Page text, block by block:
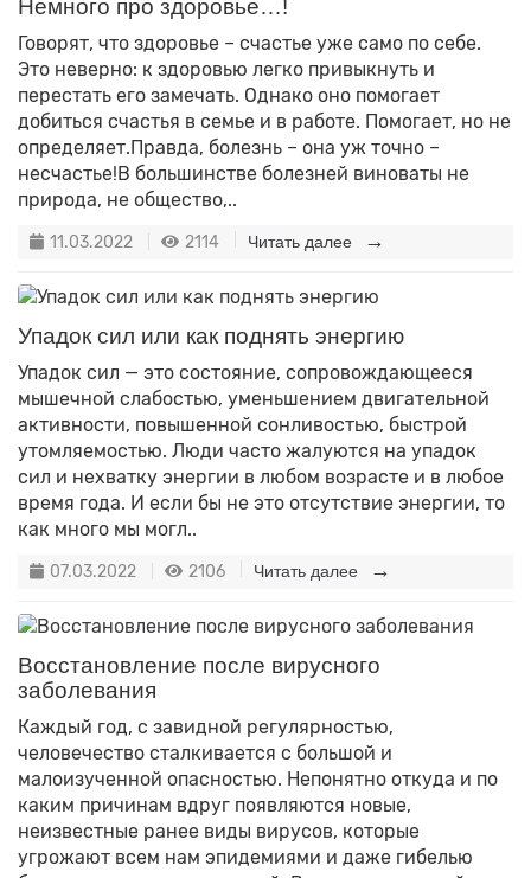
Немного про здоровье…!
Говорят, что здоровье – счастье уже само по себе.
Это неверно: к здоровью легко привыкнуть и
перестать его замечать. Однако оно помогает
добиться счастья в семье и в работе. Помогает, но не
определяет.Правда, болезнь – она уж точно –
несчастье!В большинстве болезней виноваты не
природа, не общество,..
11.03.2022 2114 Читать далее
Упадок сил или как поднять энергию
Упадок сил — это состояние, сопровождающееся
мышечной слабостью, уменьшением двигательной
активности, повышенной сонливостью, быстрой
утомляемостью. Люди часто жалуются на упадок
сил и нехватку энергии в любом возрасте и в любое
время года. И если бы не это отсутствие энергии, то
как много мы могл..
07.03.2022 2106 Читать далее
Восстановление после вирусного
заболевания
Каждый год, с завидной регулярностью,
человечество сталкивается с большой и
малоизученной опасностью. Непонятно откуда и по
каким причинам вдруг появляются новые,
неизвестные ранее виды вирусов, которые
угрожают всем нам эпидемиями и даже гибелью